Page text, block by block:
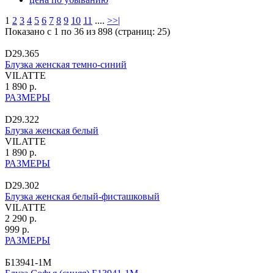
1 2 3 4 5 6 7 8 9 10 11 .... >>|
Показано с 1 по 36 из 898 (страниц: 25)
D29.365
Блузка женская темно-синий
VILATTE
1 890 р.
РАЗМЕРЫ
D29.322
Блузка женская белый
VILATTE
1 890 р.
РАЗМЕРЫ
D29.302
Блузка женская белый-фисташковый
VILATTE
2 290 р.
999 р.
РАЗМЕРЫ
Б13941-1М